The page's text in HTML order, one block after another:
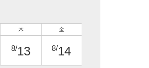
木
8/13
金
8/14